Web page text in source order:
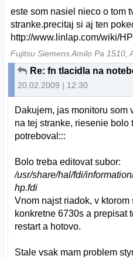
este som nasiel nieco o tom
stranke.precitaj si aj ten
http://www.linlap.com/wiki/
Fujitsu Siemens Amilo Pa 1510,
20.02.2009 | 12:30
Dakujem, jas monitoru som
na tej stranke, riesenie bolo
potreboval:::
Bolo treba editovat subor:
/usr/share/hal/fdi/
hp.fdi
Vnom najst riadok, v
konkretne 6730s a prepisat
restart a hotovo.
Stale vsak mam problem